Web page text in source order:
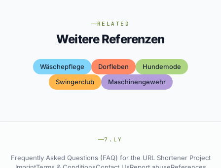
RELATED
Weitere Referenzen
Wäschepflege Dorfleben
Hundemode
Swingerclub
Maschinengewehr
7.LY
Frequently Asked Questions (FAQ) for the URL Shortener Project